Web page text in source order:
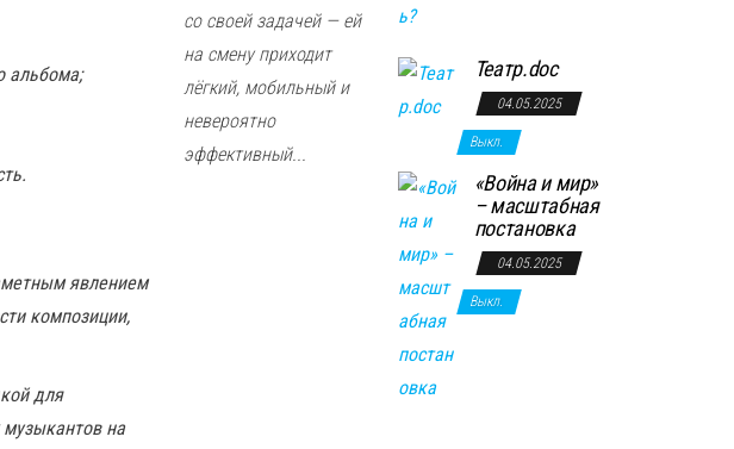
альбома;
явлением
композиции,
для
на
со своей задачей — ей
на смену приходит
лёгкий, мобильный и
невероятно
эффективный...
Театр.doc
04.05.2025
Выкл.
«Война и мир»
– масштабная
постановка
04.05.2025
Выкл.